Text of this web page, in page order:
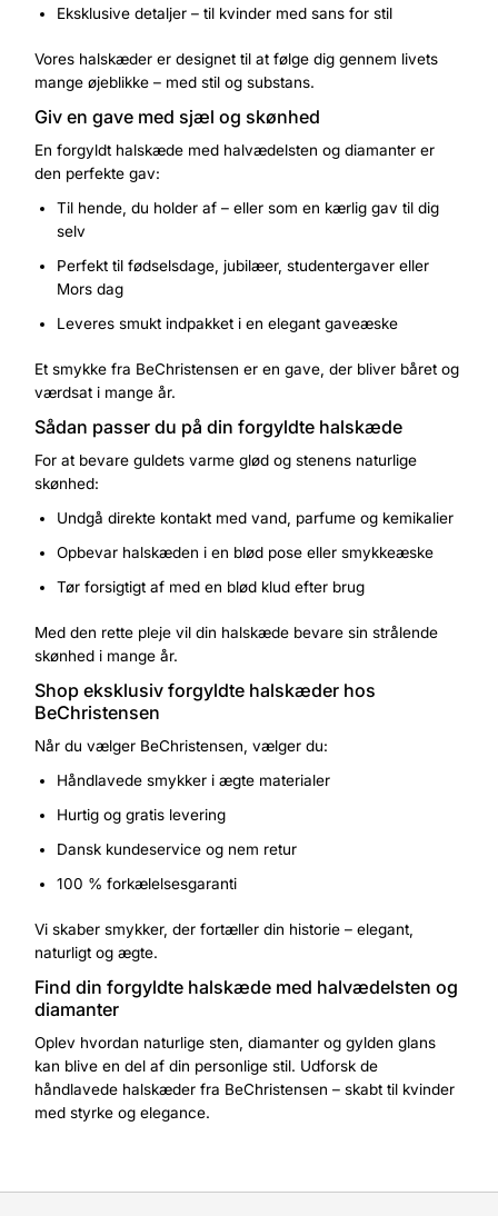
Eksklusive detaljer – til kvinder med sans for stil
Vores halskæder er designet til at følge dig gennem livets
mange øjeblikke – med stil og substans.
Giv en gave med sjæl og skønhed
En forgyldt halskæde med halvædelsten og diamanter er
den perfekte gav:
Til hende, du holder af – eller som en kærlig gav til dig
selv
Perfekt til fødselsdage, jubilæer, studentergaver eller
Mors dag
Leveres smukt indpakket i en elegant gaveæske
Et smykke fra BeChristensen er en gave, der bliver båret og
værdsat i mange år.
Sådan passer du på din forgyldte halskæde
For at bevare guldets varme glød og stenens naturlige
skønhed:
Undgå direkte kontakt med vand, parfume og kemikalier
Opbevar halskæden i en blød pose eller smykkeæske
Tør forsigtigt af med en blød klud efter brug
Med den rette pleje vil din halskæde bevare sin strålende
skønhed i mange år.
Shop eksklusiv forgyldte halskæder hos
BeChristensen
Når du vælger BeChristensen, vælger du:
Håndlavede smykker i ægte materialer
Hurtig og gratis levering
Dansk kundeservice og nem retur
100 % forkælelsesgaranti
Vi skaber smykker, der fortæller din historie – elegant,
naturligt og ægte.
Find din forgyldte halskæde med halvædelsten og
diamanter
Oplev hvordan naturlige sten, diamanter og gylden glans
kan blive en del af din personlige stil. Udforsk de
håndlavede halskæder fra BeChristensen – skabt til kvinder
med styrke og elegance.